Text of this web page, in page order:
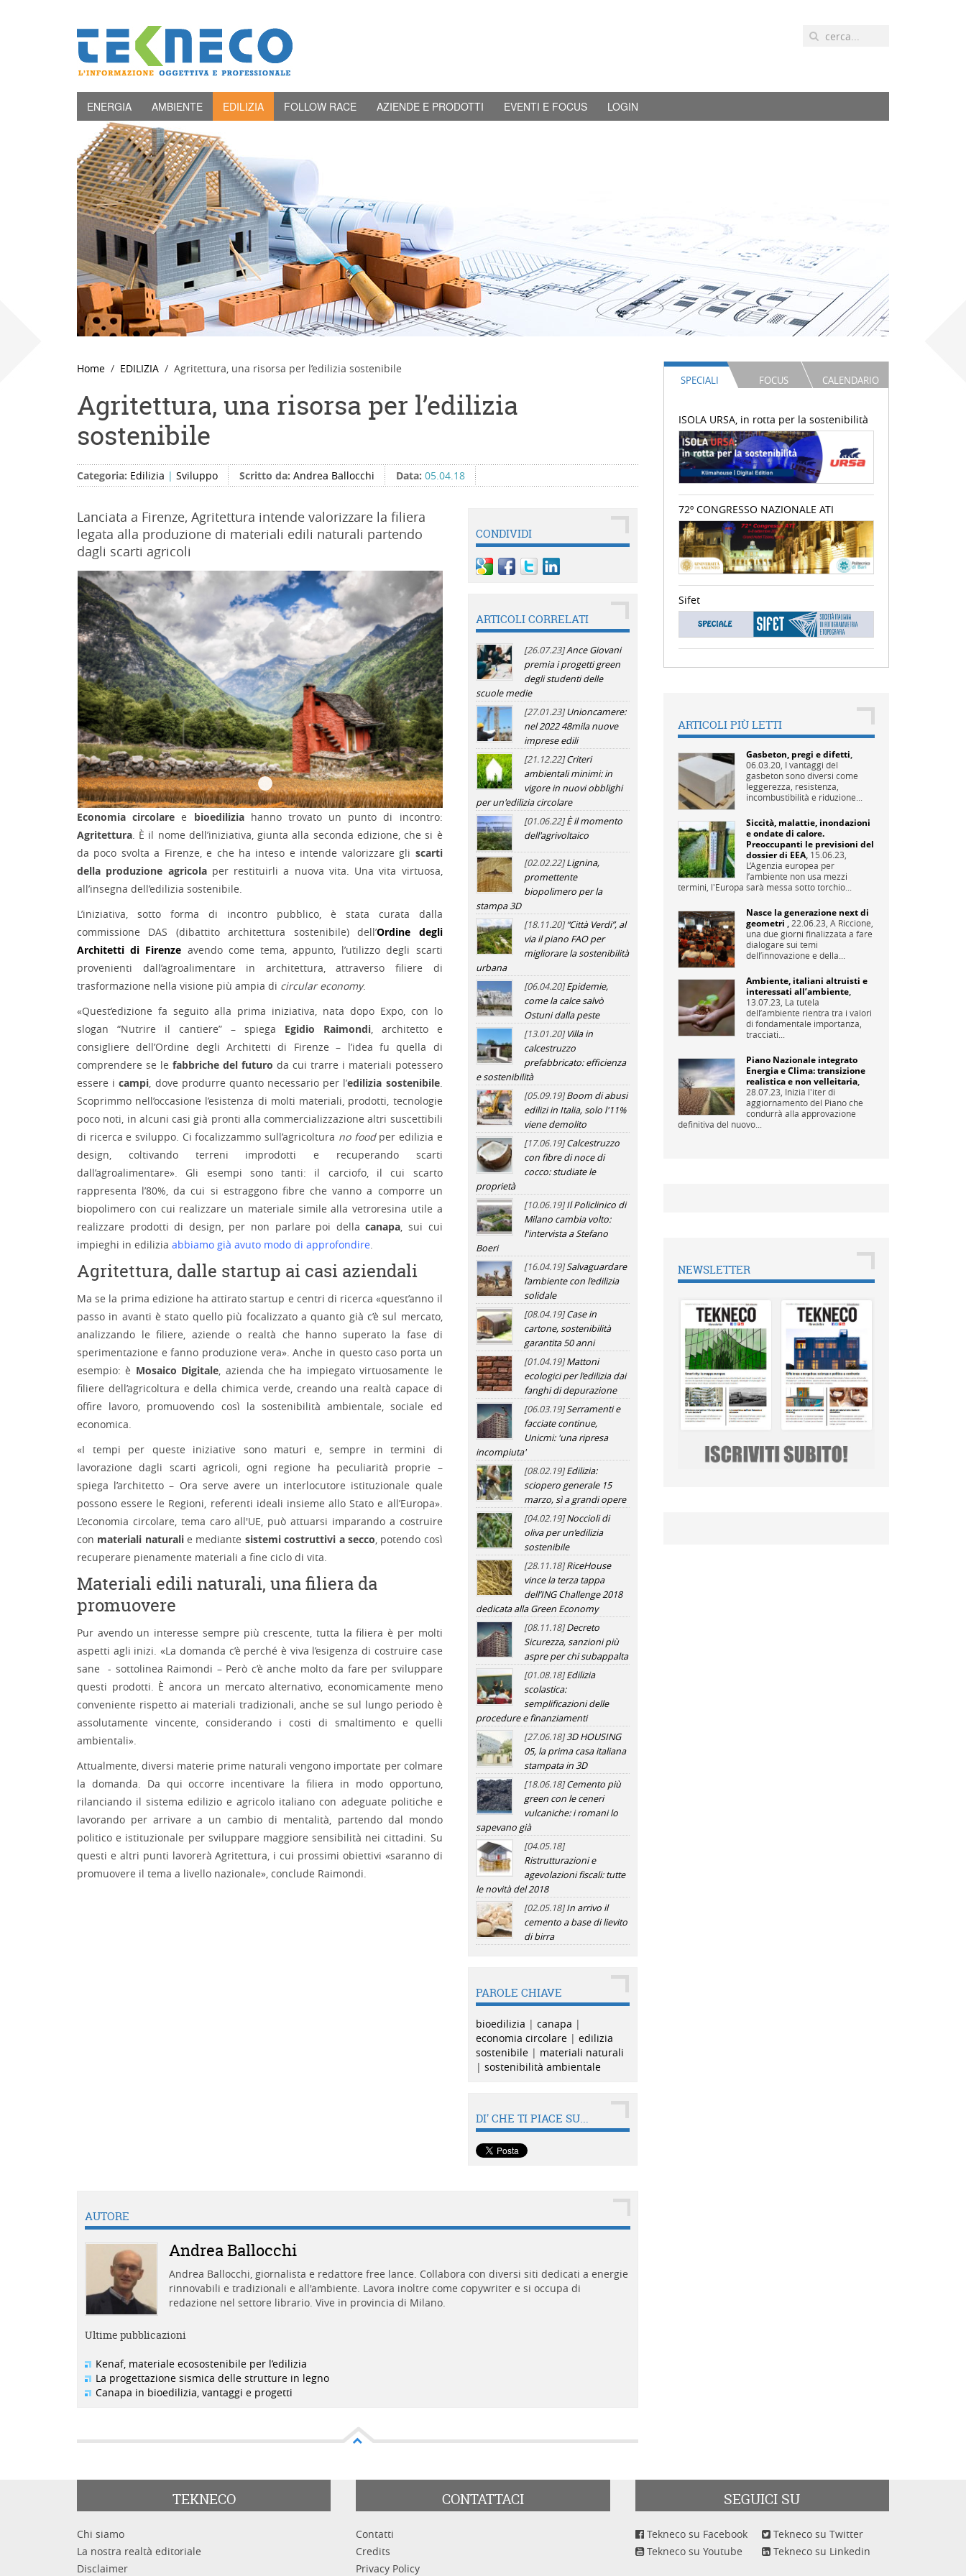
ENERGIA AMBIENTE EDILIZIA FOLLOW RACE AZIENDE E PRODOTTI EVENTI E FOCUS LOGIN
Home EDILIZIA Agritettura, una risorsa per l’edilizia sostenibile
Agritettura, una risorsa per l’edilizia
sostenibile
Categoria: Edilizia | Sviluppo Scritto da: Andrea Ballocchi Data: 05.04.18
Lanciata a Firenze, Agritettura intende valorizzare la filiera
legata alla produzione di materiali edili naturali partendo
dagli scarti agricoli
Economia circolare e bioediliziahanno trovato un punto di incontro:
Agritettura. È il nome dell’iniziativa, giunta alla seconda edizione, che si è
da poco svolta a Firenze, e che ha inteso e intende valorizzare gli scarti
della produzione agricolaper restituirli a nuova vita. Una vita virtuosa,
all’insegna dell’edilizia sostenibile.
L’iniziativa, sotto forma di incontro pubblico, è stata curata dalla
commissione DAS (dibattito architettura sostenibile) dell’Ordine degli
Architetti di Firenze avendo come tema, appunto, l’utilizzo degli scarti
provenienti dall’agroalimentare in architettura, attraverso filiere di
trasformazione nella visione più ampia di circular economy.
«Quest’edizione fa seguito alla prima iniziativa, nata dopo Expo, con lo
slogan “Nutrire il cantiere” – spiega Egidio Raimondi, architetto e
consigliere dell’Ordine degli Architetti di Firenze – l’idea fu quella di
comprendere se le fabbriche del futuro da cui trarre i materiali potessero
essere icampi, dove produrre quanto necessario per l’edilizia sostenibile.
Scoprimmo nell’occasione l’esistenza di molti materiali, prodotti, tecnologie
poco noti, in alcuni casi già pronti alla commercializzazione altri suscettibili
di ricerca e sviluppo. Ci focalizzammo sull’agricoltura no foodper edilizia e
design, coltivando terreni improdotti e recuperando scarti
dall’agroalimentare». Gli esempi sono tanti: il carciofo, il cui scarto
rappresenta l’80%, da cui si estraggono fibre che vanno a comporre un
biopolimero con cui realizzare un materiale simile alla vetroresina utile a
realizzare prodotti di design, per non parlare poi dellacanapa, sui cui
impieghi in edilizia abbiamo già avuto modo di approfondire.
Agritettura, dalle startup ai casi aziendali
Ma se la prima edizione ha attirato startup e centri di ricerca «quest’anno il
passo in avanti è stato quello più focalizzato a quanto già c’è sul mercato,
analizzando le filiere, aziende o realtà che hanno superato la fase di
sperimentazione e fanno produzione vera». Anche in questo caso porta un
esempio: è Mosaico Digitale, azienda che ha impiegato virtuosamente le
filiere dell’agricoltura e della chimica verde, creando una realtà capace di
offire lavoro, promuovendo così la sostenibilità ambientale, sociale ed
economica.
«I tempi per queste iniziative sono maturi e, sempre in termini di
lavorazione dagli scarti agricoli, ogni regione ha peculiarità proprie –
spiega l’architetto – Ora serve avere un interlocutore istituzionale quale
possono essere le Regioni, referenti ideali insieme allo Stato e all’Europa».
L’economia circolare, tema caro all'UE, può attuarsi imparando a costruire
con materiali naturalie mediante sistemi costruttivi a secco, potendo così
recuperare pienamente materiali a fine ciclo di vita.
Materiali edili naturali, una filiera da
promuovere
Pur avendo un interesse sempre più crescente, tutta la filiera è per molti
aspetti agli inizi. «La domanda c’è perché è viva l’esigenza di costruire case
sane - sottolinea Raimondi – Però c’è anche molto da fare per sviluppare
questi prodotti. È ancora un mercato alternativo, economicamente meno
conveniente rispetto ai materiali tradizionali, anche se sul lungo periodo è
assolutamente vincente, considerando i costi di smaltimento e quelli
ambientali».
Attualmente, diversi materie prime naturali vengono importate per colmare
la domanda. Da qui occorre incentivare la filiera in modo opportuno,
rilanciando il sistema edilizio e agricolo italiano con adeguate politiche e
lavorando per arrivare a un cambio di mentalità, partendo dal mondo
politico e istituzionale per sviluppare maggiore sensibilità nei cittadini. Su
questi e altri punti lavorerà Agritettura, i cui prossimi obiettivi «saranno di
promuovere il tema a livello nazionale», conclude Raimondi.
CONDIVIDI
ARTICOLI CORRELATI
[26.07.23]Ance Giovani
premia i progetti green
degli studenti delle
scuole medie
[27.01.23]Unioncamere:
nel 2022 48mila nuove
imprese edili
[21.12.22]Criteri
ambientali minimi: in
vigore in nuovi obblighi
per un'edilizia circolare
[01.06.22]È il momento
dell'agrivoltaico
[02.02.22]Lignina,
promettente
biopolimero per la
stampa 3D
[18.11.20]“Città Verdi”, al
via il piano FAO per
migliorare la sostenibilità
urbana
[06.04.20]Epidemie,
come la calce salvò
Ostuni dalla peste
[13.01.20]Villa in
calcestruzzo
prefabbricato: efficienza
e sostenibilità
[05.09.19]Boom di abusi
edilizi in Italia, solo l'11%
viene demolito
[17.06.19]Calcestruzzo
con fibre di noce di
cocco: studiate le
proprietà
[10.06.19]Il Policlinico di
Milano cambia volto:
l'intervista a Stefano
Boeri
[16.04.19]Salvaguardare
l’ambiente con l’edilizia
solidale
[08.04.19]Case in
cartone, sostenibilità
garantita 50 anni
[01.04.19]Mattoni
ecologici per l’edilizia dai
fanghi di depurazione
[06.03.19]Serramenti e
facciate continue,
Unicmi: 'una ripresa
incompiuta'
[08.02.19]Edilizia:
sciopero generale 15
marzo, sì a grandi opere
[04.02.19]Noccioli di
oliva per un’edilizia
sostenibile
[28.11.18]RiceHouse
vince la terza tappa
dell’ING Challenge 2018
dedicata alla Green Economy
[08.11.18]Decreto
Sicurezza, sanzioni più
aspre per chi subappalta
[01.08.18]Edilizia
scolastica:
semplificazioni delle
procedure e finanziamenti
[27.06.18]3D HOUSING
05, la prima casa italiana
stampata in 3D
[18.06.18]Cemento più
green con le ceneri
vulcaniche: i romani lo
sapevano già
[04.05.18]
Ristrutturazioni e
agevolazioni fiscali: tutte
le novità del 2018
[02.05.18]In arrivo il
cemento a base di lievito
di birra
PAROLE CHIAVE
bioedilizia | canapa |
economia circolare| edilizia
sostenibile| materiali naturali
| sostenibilità ambientale
DI' CHE TI PIACE SU...
AUTORE
Andrea Ballocchi
Andrea Ballocchi, giornalista e redattore free lance. Collabora con diversi siti dedicati a energie
rinnovabili e tradizionali e all'ambiente. Lavora inoltre come copywriter e si occupa di
redazione nel settore librario. Vive in provincia di Milano.
Ultime pubblicazioni
Kenaf, materiale ecosostenibile per l’edilizia
La progettazione sismica delle strutture in legno
Canapa in bioedilizia, vantaggi e progetti
SPECIALI FOCUS CALENDARIO
ISOLA URSA, in rotta per la sostenibilità
72º CONGRESSO NAZIONALE ATI
Sifet
ARTICOLI PIÙ LETTI
Gasbeton, pregi e difetti,
06.03.20, I vantaggi del
gasbeton sono diversi come
leggerezza, resistenza,
incombustibilità e riduzione...
Siccità, malattie, inondazioni
e ondate di calore.
Preoccupanti le previsioni del
dossier di EEA, 15.06.23,
L’Agenzia europea per
l’ambiente non usa mezzi
termini, l'Europa sarà messa sotto torchio...
Nasce la generazione next di
geometri , 22.06.23, A Riccione,
una due giorni finalizzata a fare
dialogare sui temi
dell’innovazione e della...
Ambiente, italiani altruisti e
interessati all’ambiente,
13.07.23, La tutela
dell’ambiente rientra tra i valori
di fondamentale importanza,
tracciati...
Piano Nazionale integrato
Energia e Clima: transizione
realistica e non velleitaria,
28.07.23, Inizia l'iter di
aggiornamento del Piano che
condurrà alla approvazione
definitiva del nuovo...
NEWSLETTER
TEKNECO
Chi siamo
La nostra realtà editoriale
Disclaimer
CONTATTACI
Contatti
Credits
Privacy Policy
SEGUICI SU
Tekneco su Facebook
Tekneco su Twitter
Tekneco su Youtube
Tekneco su Linkedin